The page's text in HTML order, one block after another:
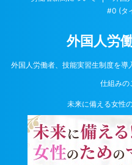
#0 (タ
外国人労
外国人労働者、技能実習生制度を
仕組みの
未来に備える女性